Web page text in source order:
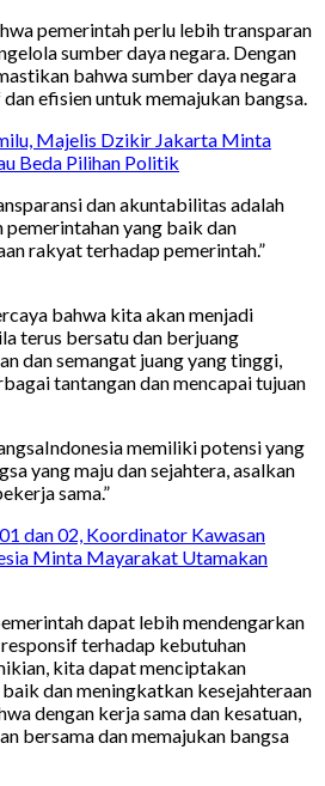
pemerintah perlu lebih transparan
sumber daya negara. Dengan
bahwa sumber daya negara
efisien untuk memajukan bangsa.
Majelis Dzikir Jakarta Minta
Beda Pilihan Politik
dan akuntabilitas adalah
yang baik dan
rakyat terhadap pemerintah.”
bahwa kita akan menjadi
terus bersatu dan berjuang
dan semangat juang yang tinggi,
tantangan dan mencapai tujuan
memiliki potensi yang
yang maju dan sejahtera, asalkan
sama.”
dan 02, Koordinator Kawasan
Minta Mayarakat Utamakan
dapat lebih mendengarkan
terhadap kebutuhan
kita dapat menciptakan
dan meningkatkan kesejahteraan
dengan kerja sama dan kesatuan,
bersama dan memajukan bangsa